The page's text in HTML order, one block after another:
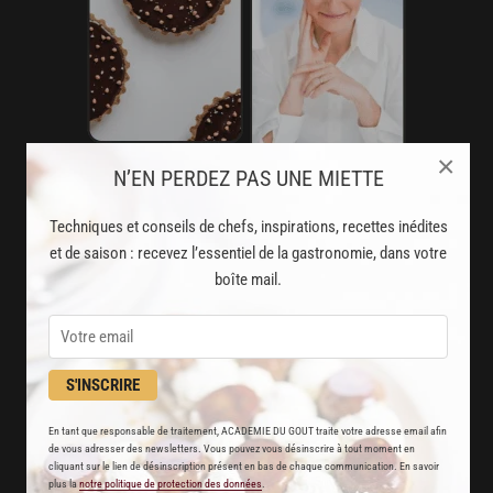
N’EN PERDEZ PAS UNE MIETTE
Techniques et conseils de chefs, inspirations, recettes inédites
et de saison : recevez l’essentiel de la gastronomie, dans votre
boîte mail.
S'INSCRIRE
En tant que responsable de traitement, ACADEMIE DU GOUT traite votre adresse email afin
de vous adresser des newsletters. Vous pouvez vous désinscrire à tout moment en
cliquant sur le lien de désinscription présent en bas de chaque communication. En savoir
plus lanotre politique de protection des données
×
PREMIUM
LA CUISINE DES CHEFS, ENFIN ACCESSIBLE !
8000recettes exclusives
partagées par vos chefs préférés
2000vidéos de recettes
et techniques de cuisine et pâtisserie